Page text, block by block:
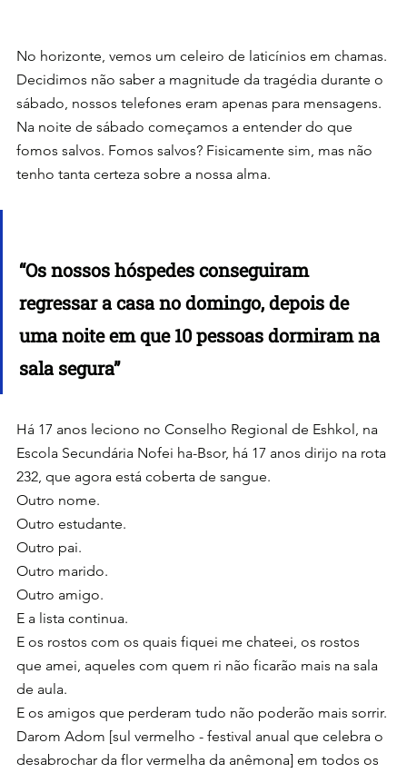
No horizonte, vemos um celeiro de laticínios em chamas.
Decidimos não saber a magnitude da tragédia durante o
sábado, nossos telefones eram apenas para mensagens.
Na noite de sábado começamos a entender do que
fomos salvos. Fomos salvos? Fisicamente sim, mas não
tenho tanta certeza sobre a nossa alma.
“Os nossos hóspedes conseguiram
regressar a casa no domingo, depois de
uma noite em que 10 pessoas dormiram na
sala segura”
Há 17 anos leciono no Conselho Regional de Eshkol, na
Escola Secundária Nofei ha-Bsor, há 17 anos dirijo na rota
232, que agora está coberta de sangue.
Outro nome.
Outro estudante.
Outro pai.
Outro marido.
Outro amigo.
E a lista continua.
E os rostos com os quais fiquei me chateei, os rostos
que amei, aqueles com quem ri não ficarão mais na sala
de aula.
E os amigos que perderam tudo não poderão mais sorrir.
Darom Adom [sul vermelho - festival anual que celebra o
desabrochar da flor vermelha da anêmona] em todos os